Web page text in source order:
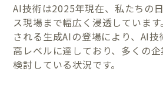
AI技術は2025年現在、私たちの
ス現場まで幅広く浸透していま
される生成AIの登場により、AI
高レベルに達しており、多くの
検討している状況です。